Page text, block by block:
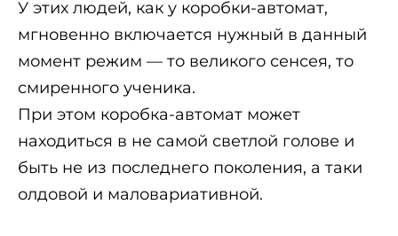
У этих людей, как у коробки-автомат,
мгновенно включается нужный в данный
момент режим — то великого сенсея, то
смиренного ученика.
При этом коробка-автомат может
находиться в не самой светлой голове и
быть не из последнего поколения, а таки
олдовой и маловариативной.